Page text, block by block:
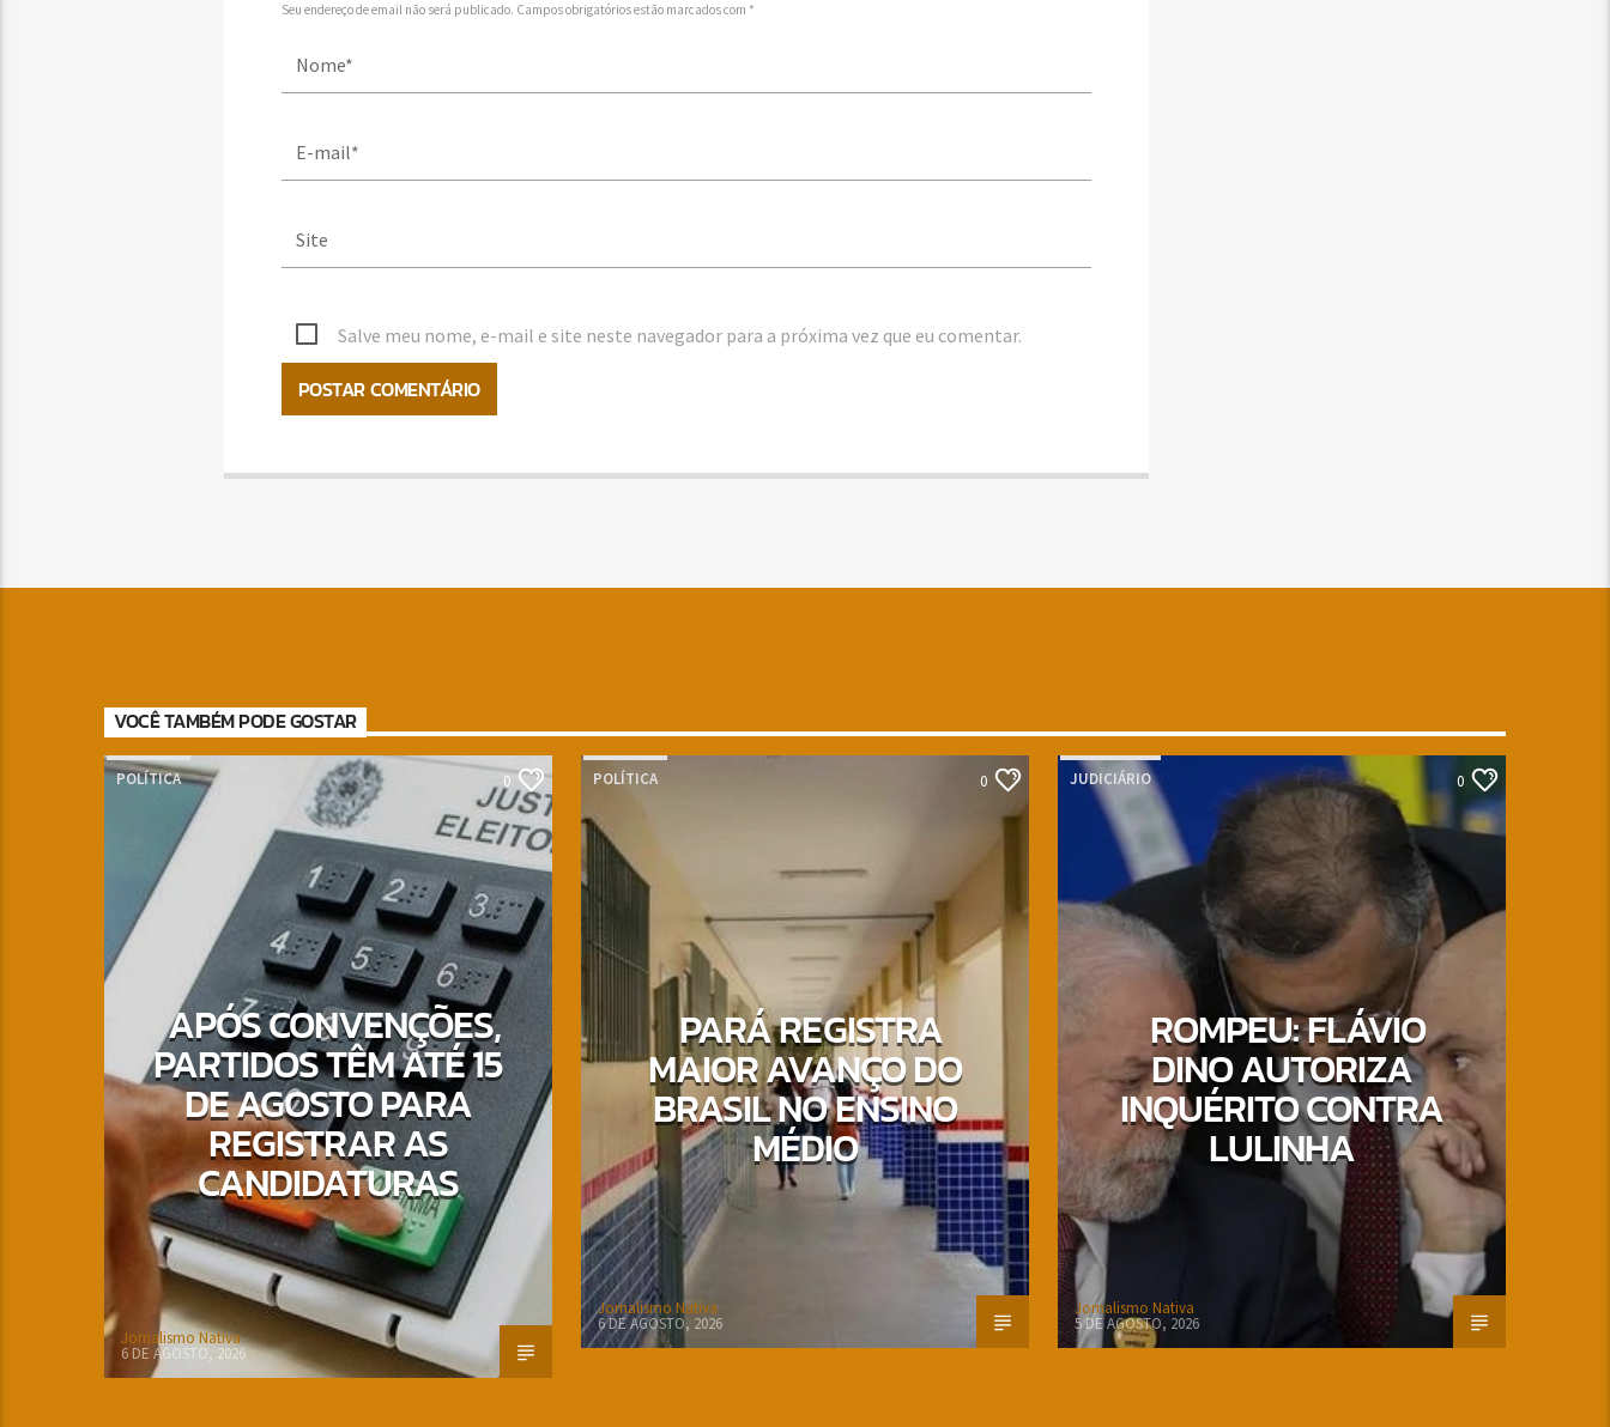
Seu endereço de email não será publicado. Campos obrigatórios estão marcados com *
Salve meu nome, e-mail e site neste navegador para a próxima vez que eu comentar.
VOCÊ TAMBÉM PODE GOSTAR
POLÍTICA 0
APÓS CONVENÇÕES,
PARTIDOS TÊM ATÉ 15
DE AGOSTO PARA
REGISTRAR AS
CANDIDATURAS
Jornalismo Nativa
6 DE AGOSTO, 2026
POLÍTICA 0
PARÁ REGISTRA
MAIOR AVANÇO DO
BRASIL NO ENSINO
MÉDIO
Jornalismo Nativa
6 DE AGOSTO, 2026
JUDICIÁRIO 0
ROMPEU: FLÁVIO
DINO AUTORIZA
INQUÉRITO CONTRA
LULINHA
Jornalismo Nativa
5 DE AGOSTO, 2026